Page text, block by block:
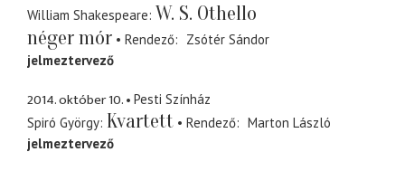
William Shakespeare W. S. Othello
néger mór
Rendező
Zsótér Sándor
jelmeztervező
2014. október 10.
Pesti Színház
Spiró György Kvartett Rendező
Marton László
jelmeztervező